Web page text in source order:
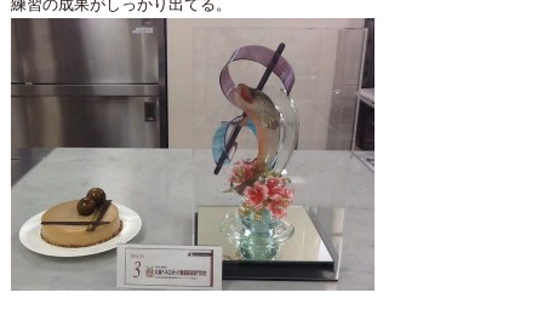
練習の成果がしっかり出てる。